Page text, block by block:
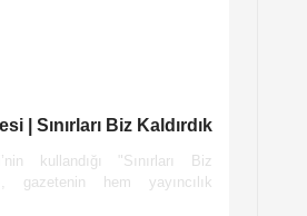
| Sınırları Biz Kaldırdık
kullandığı "Sınırları Biz
gazetenin hem yayıncılık